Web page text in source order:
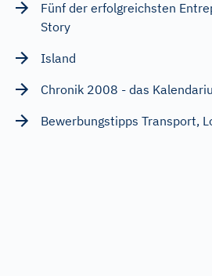
Fünf der erfolgreichsten
Story
Island
Chronik 2008 - das
Bewerbungstipps Transport,